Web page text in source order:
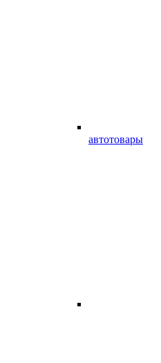
автотовары